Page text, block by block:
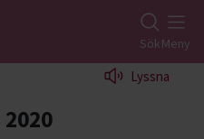
SökMeny
Lyssna